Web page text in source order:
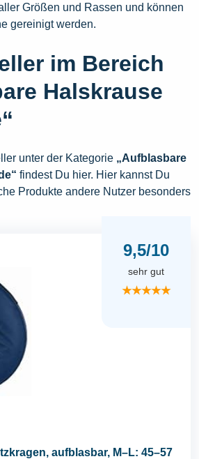
Größen und Rassen und können
gereinigt werden.
im Bereich
Halskrause
unter der Kategorie „Aufblasbare
findest Du hier. Hier kannst Du
Produkte andere Nutzer besonders
9,5/10
sehr gut
★★★★★
aufblasbar, M–L: 45–57